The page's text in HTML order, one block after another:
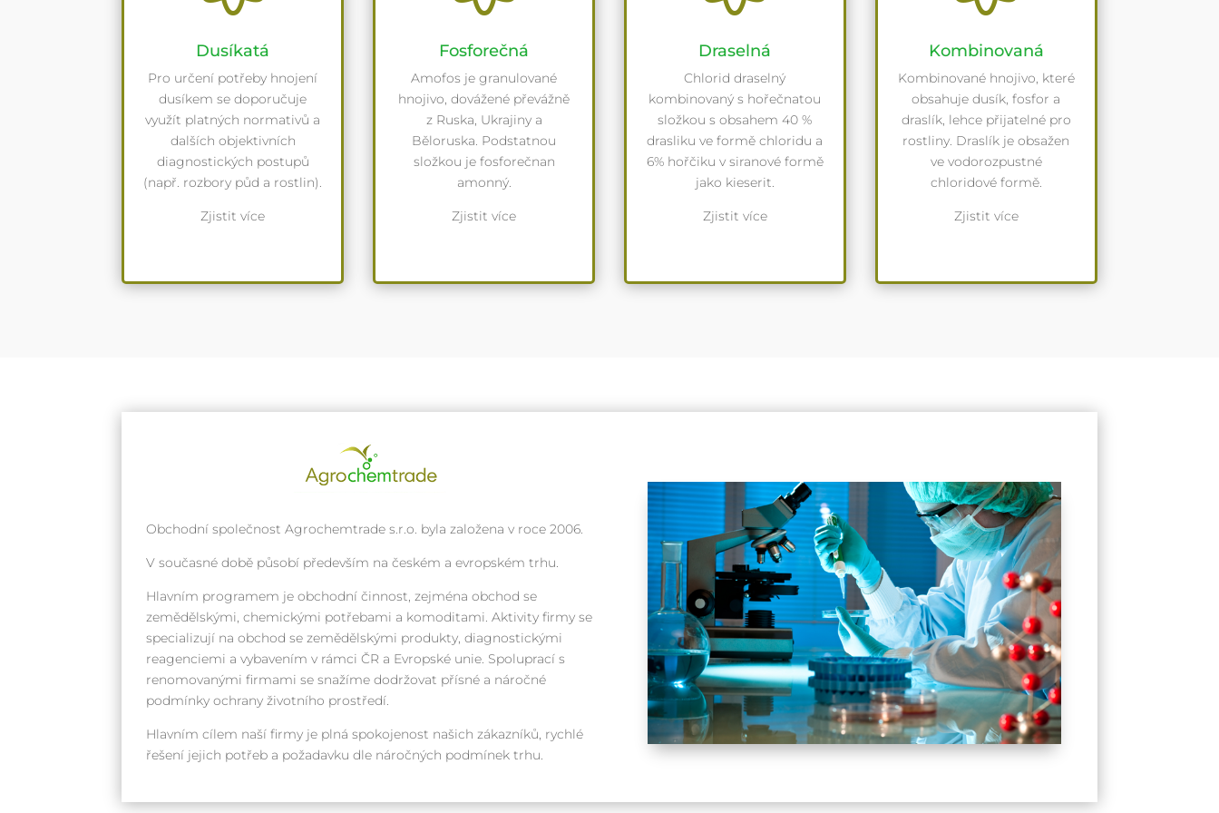
Dusíkatá
Pro určení potřeby hnojení
dusíkem se doporučuje
využít platných normativů a
dalších objektivních
diagnostických postupů
(např. rozbory půd a rostlin).
Zjistit více
Fosforečná
Amofos je granulované
hnojivo, dovážené převážně
z Ruska, Ukrajiny a
Běloruska. Podstatnou
složkou je fosforečnan
amonný.
Zjistit více
Draselná
Chlorid draselný
kombinovaný s hořečnatou
složkou s obsahem 40 %
drasliku ve formě chloridu a
6% hořčiku v siranové formě
jako kieserit.
Zjistit více
Kombinovaná
Kombinované hnojivo, které
obsahuje dusík, fosfor a
draslík, lehce přijatelné pro
rostliny. Draslík je obsažen
ve vodorozpustné
chloridové formě.
Zjistit více
Obchodní společnost Agrochemtrade s.r.o. byla založena v roce 2006.
V současné době působí především na českém a evropském trhu.
Hlavním programem je obchodní činnost, zejména obchod se
zemědělskými, chemickými potřebami a komoditami. Aktivity firmy se
specializují na obchod se zemědělskými produkty, diagnostickými
reagenciemi a vybavením v rámci ČR a Evropské unie. Spoluprací s
renomovanými firmami se snažíme dodržovat přísné a náročné
podmínky ochrany životního prostředí.
Hlavním cílem naší firmy je plná spokojenost našich zákazníků, rychlé
řešení jejich potřeb a požadavku dle náročných podmínek trhu.